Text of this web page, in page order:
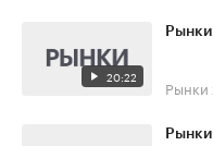
20:22 Рынки